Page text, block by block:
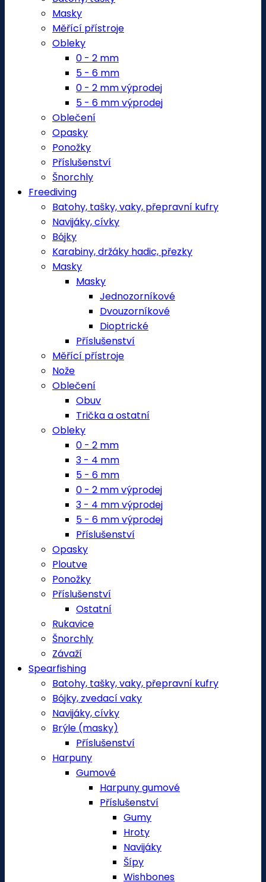
Masky
Měřící přístroje
Obleky
0 - 2 mm
5 - 6 mm
0 - 2 mm výprodej
5 - 6 mm výprodej
Oblečení
Opasky
Ponožky
Příslušenství
Šnorchly
Freediving
Batohy, tašky, vaky, přepravní kufry
Navijáky, cívky
Bójky
Karabiny, držáky hadic, přezky
Masky
Masky
Jednozorníkové
Dvouzorníkové
Dioptrické
Příslušenství
Měřící přístroje
Nože
Oblečení
Obuv
Trička a ostatní
Obleky
0 - 2 mm
3 - 4 mm
5 - 6 mm
0 - 2 mm výprodej
3 - 4 mm výprodej
5 - 6 mm výprodej
Příslušenství
Opasky
Ploutve
Ponožky
Příslušenství
Ostatní
Rukavice
Šnorchly
Závaží
Spearfishing
Batohy, tašky, vaky, přepravní kufry
Bójky, zvedací vaky
Navijáky, cívky
Brýle (masky)
Příslušenství
Harpuny
Gumové
Harpuny gumové
Příslušenství
Gumy
Hroty
Navijáky
Šípy
Wishbones